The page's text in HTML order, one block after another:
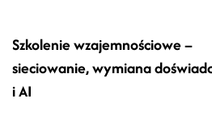
Szkolenie wzajemnościowe –
sieciowanie, wymiana
i AI